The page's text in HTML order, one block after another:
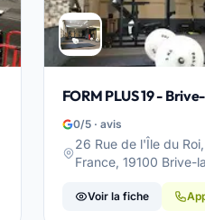
FORM PLUS 19 -
0/5 · avis
26 Rue de l'Île du
France, 19100 Brive-
Voir la fiche